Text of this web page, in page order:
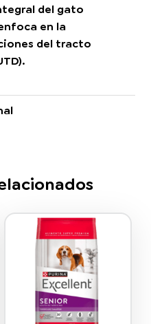
del gato
en la
del tracto